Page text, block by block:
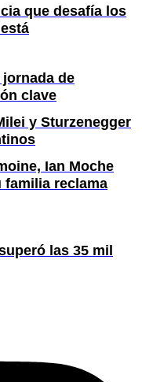
que desafía los
de
clave
y Sturzenegger
Ian Moche
familia reclama
las 35 mil